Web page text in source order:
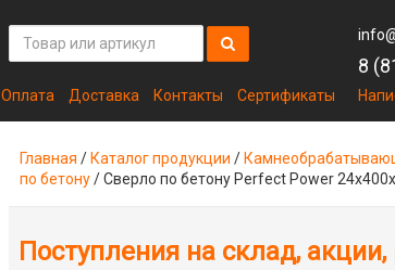
Оплата Доставка Контакты Сертификаты
8
Главная / Каталог продукции /
по бетону/Сверло по бетону Perfect Power
Поступления на склад,